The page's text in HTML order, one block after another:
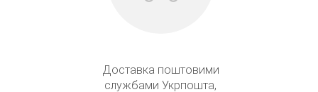
Доставка поштовими
службами Укрпошта,